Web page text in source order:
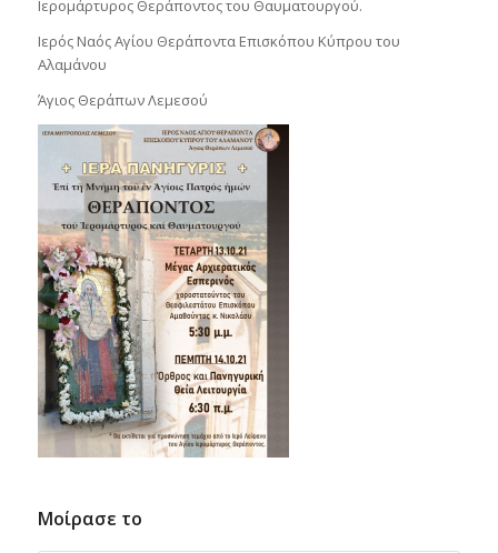
Ιερομάρτυρος Θεράποντος του Θαυματουργού.
Ιερός Ναός Αγίου Θεράποντα Επισκόπου Κύπρου του
Αλαμάνου
Άγιος Θεράπων Λεμεσού
Μοίρασε το